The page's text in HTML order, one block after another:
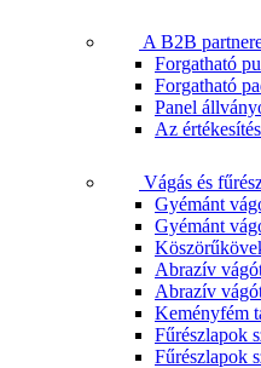
A B2B
Forgatható
Forgatható
Panel
Az
Vágás és
Gyémánt
Gyémánt
Abrazív
Abrazív
Keményfém
Fűrészlapok
Fűrészlapok